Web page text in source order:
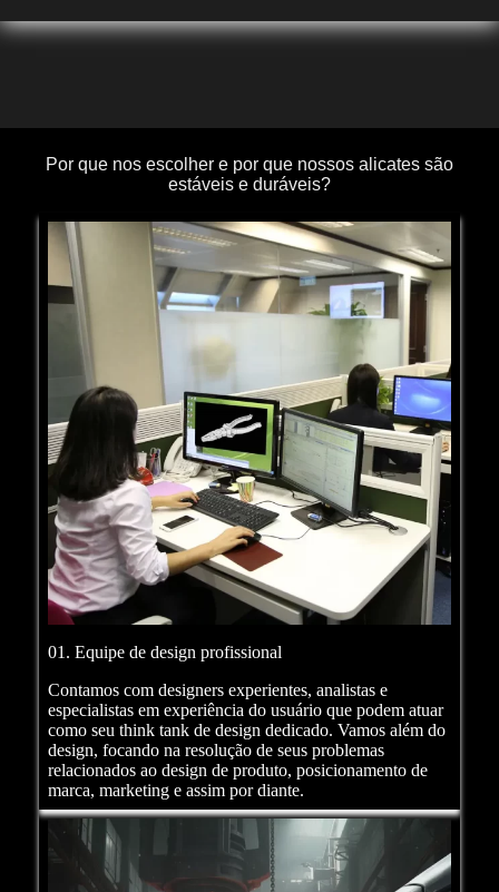
Por que nos escolher e por que nossos alicates são
estáveis e duráveis?
01. Equipe de design profissional
Contamos com designers experientes, analistas e
especialistas em experiência do usuário que podem atuar
como seu think tank de design dedicado. Vamos além do
design, focando na resolução de seus problemas
relacionados ao design de produto, posicionamento de
marca, marketing e assim por diante.